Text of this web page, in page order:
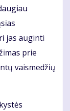
jas auginti
prie
vaismedžių